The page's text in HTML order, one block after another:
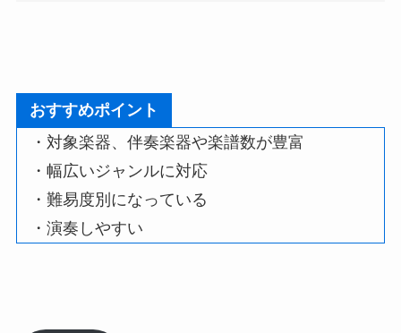
おすすめポイント
・対象楽器、伴奏楽器や楽譜数が豊富
・幅広いジャンルに対応
・難易度別になっている
・演奏しやすい